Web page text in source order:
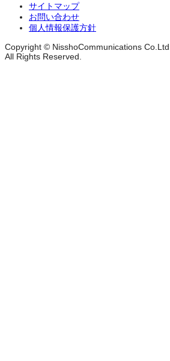
サイトマップ
お問い合わせ
個人情報保護方針
Copyright © NisshoCommunications Co.Ltd.,
All Rights Reserved.